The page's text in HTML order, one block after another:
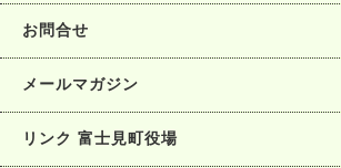
お問合せ
メールマガジン
リンク 富士見町役場